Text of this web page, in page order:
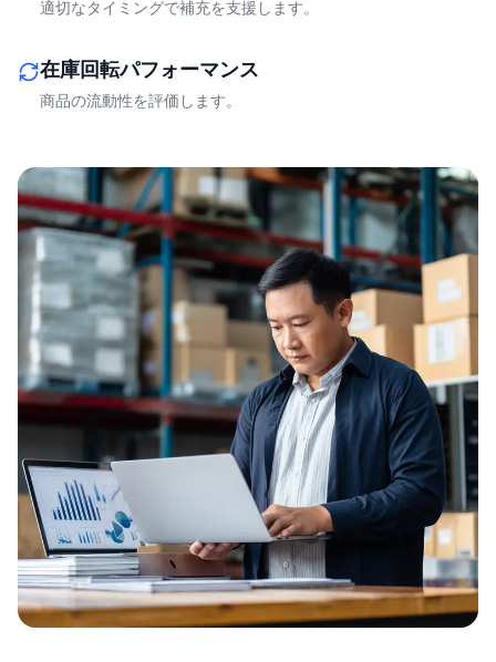
適切なタイミングで補充を支援します。
在庫回転パフォーマンス
商品の流動性を評価します。